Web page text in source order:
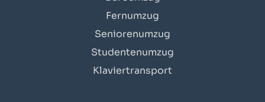
Fernumzug
Seniorenumzug
Studentenumzug
Klaviertransport